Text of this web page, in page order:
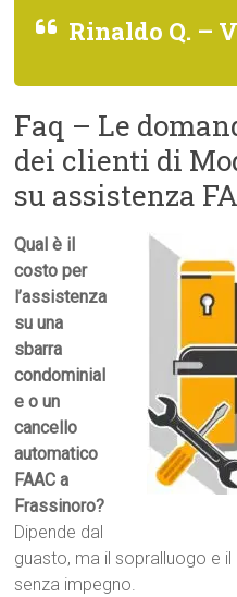
Rinaldo Q. –
Faq – Le
dei clienti di
su assistenza
Qual è il
costo per
l’assistenza
su una
sbarra
condominial
e o un
cancello
automatico
FAAC a
Frassinoro?
Dipende dal
guasto, ma il sopralluogo e
senza impegno.